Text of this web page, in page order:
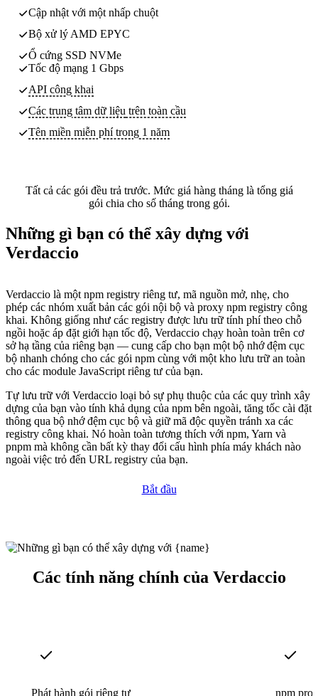
Cập nhật với một nhấp chuột
Bộ xử lý AMD EPYC
Ổ cứng SSD NVMe
Tốc độ mạng 1 Gbps
API công khai
Các trung tâm dữ liệu trên toàn cầu
Tên miền miễn phí trong 1 năm
Tất cả các gói đều trả trước. Mức giá hàng tháng là tổng giá
gói chia cho số tháng trong gói.
Những gì bạn có thể xây dựng với
Verdaccio
Verdaccio là một npm registry riêng tư, mã nguồn mở, nhẹ, cho
phép các nhóm xuất bản các gói nội bộ và proxy npm registry công
khai. Không giống như các registry được lưu trữ tính phí theo chỗ
ngồi hoặc áp đặt giới hạn tốc độ, Verdaccio chạy hoàn toàn trên cơ
sở hạ tầng của riêng bạn — cung cấp cho bạn một bộ nhớ đệm cục
bộ nhanh chóng cho các gói npm cùng với một kho lưu trữ an toàn
cho các module JavaScript riêng tư của bạn.
Tự lưu trữ với Verdaccio loại bỏ sự phụ thuộc của các quy trình xây
dựng của bạn vào tính khả dụng của npm bên ngoài, tăng tốc cài đặt
thông qua bộ nhớ đệm cục bộ và giữ mã độc quyền tránh xa các
registry công khai. Nó hoàn toàn tương thích với npm, Yarn và
pnpm mà không cần bất kỳ thay đổi cấu hình phía máy khách nào
ngoài việc trỏ đến URL registry của bạn.
Bắt đầu
Các tính năng chính của Verdaccio
Phát hành gói riêng tư npm